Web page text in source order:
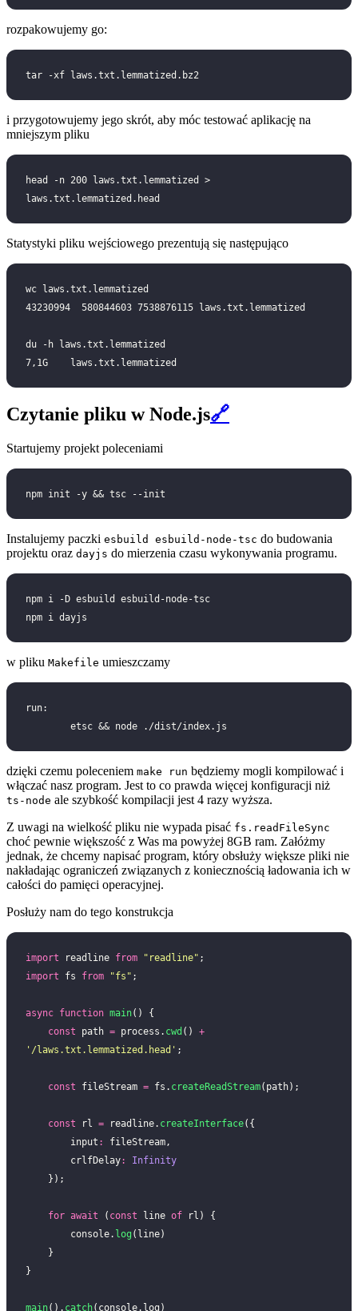
rozpakowujemy go:
tar -xf laws.txt.lemmatized.bz2
i przygotowujemy jego skrót, aby móc testować aplikację na
mniejszym pliku
head -n 200 laws.txt.lemmatized >
laws.txt.lemmatized.head
Statystyki pliku wejściowego prezentują się następująco
wc laws.txt.lemmatized
43230994  580844603 7538876115 laws.txt.lemmatized
du -h laws.txt.lemmatized
7,1G	laws.txt.lemmatized
Czytanie pliku w Node.js🔗
Startujemy projekt poleceniami
npm init -y && tsc --init
Instalujemy paczki esbuild esbuild-node-tsc do budowania
projektu oraz dayjs do mierzenia czasu wykonywania programu.
npm i -D esbuild esbuild-node-tsc
npm i dayjs
w pliku Makefile umieszczamy
run:
	etsc && node ./dist/index.js
dzięki czemu poleceniem make run będziemy mogli kompilować i
włączać nasz program. Jest to co prawda więcej konfiguracji niż
ts-node ale szybkość kompilacji jest 4 razy wyższa.
Z uwagi na wielkość pliku nie wypada pisać fs.readFileSync
choć pewnie większość z Was ma powyżej 8GB ram. Załóżmy
jednak, że chcemy napisać program, który obsłuży większe pliki nie
nakładając ograniczeń związanych z koniecznością ładowania ich w
całości do pamięci operacyjnej.
Posłuży nam do tego konstrukcja
import readline from " readline" ;
import fs from "fs " ;
async function main() {
    const
path = process. cwd () +
' /laws.txt.lemmatized.head ' ;
    const
fileStream = fs. createReadStream(path);
    const
rl = readline. createInterface({
        input
:
fileStream,
        crlfDelay
:
Infinity
    });
    for
await ( const line of rl) {
        console.
log (line)
    }
}
main(). catch(console.log)